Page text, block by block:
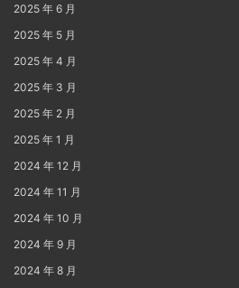
2025 年 6 月
2025 年 5 月
2025 年 4 月
2025 年 3 月
2025 年 2 月
2025 年 1 月
2024 年 12 月
2024 年 11 月
2024 年 10 月
2024 年 9 月
2024 年 8 月